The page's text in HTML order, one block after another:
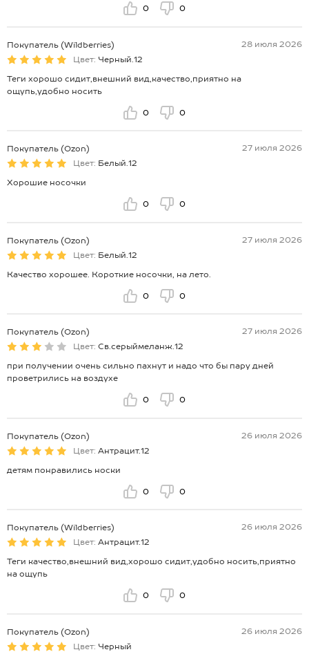
0 0
Покупатель (Wildberries)
28 июля 2026
Цвет: Черный.12
Теги хорошо сидит,внешний вид,качество,приятно на
ощупь,удобно носить
0 0
Покупатель (Ozon)
27 июля 2026
Цвет: Белый.12
Хорошие носочки
0 0
Покупатель (Ozon)
27 июля 2026
Цвет: Белый.12
Качество хорошее. Короткие носочки, на лето.
0 0
Покупатель (Ozon)
27 июля 2026
Цвет: Св.серыймеланж.12
при получении очень сильно пахнут и надо что бы пару дней
проветрились на воздухе
0 0
Покупатель (Ozon)
26 июля 2026
Цвет: Антрацит.12
детям понравились носки
0 0
Покупатель (Wildberries)
26 июля 2026
Цвет: Антрацит.12
Теги качество,внешний вид,хорошо сидит,удобно носить,приятно
на ощупь
0 0
Покупатель (Ozon)
26 июля 2026
Цвет: Черный